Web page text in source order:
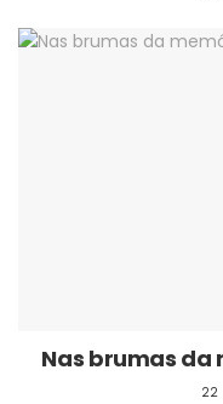
Nas brumas da
22